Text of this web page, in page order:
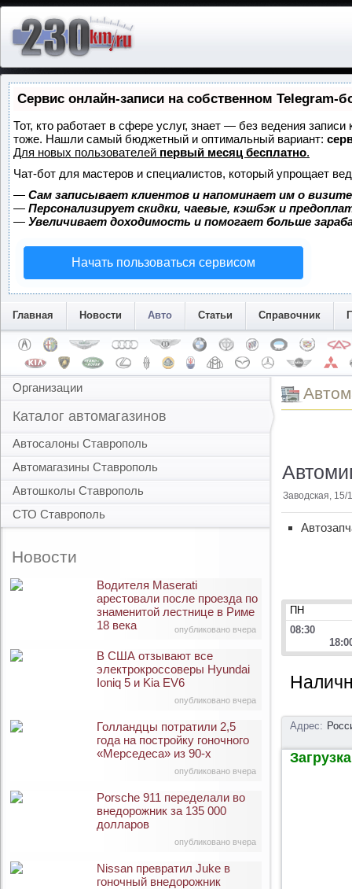
Сервис онлайн-записи на собственном Telegram-
Тот, кто работает в сфере услуг, знает — без ведения
тоже. Нашли самый бюджетный и оптимальный вариант:
Для новых пользователей первый месяц бесплатно.
Чат-бот для мастеров и специалистов, который упрощает
— Сам записывает клиентов и напоминает им о
— Персонализирует скидки, чаевые, кэшбэк и
— Увеличивает доходимость и помогает больше
Начать пользоваться сервисом
Главная Новости Авто Статьи Справочник
Организации
Каталог автомагазинов
Автосалоны Ставрополь
Автомагазины Ставрополь
Автошколы Ставрополь
СТО Ставрополь
Новости
опубликовано вчера
Водителя Maserati
арестовали после проезда по
знаменитой лестнице в Риме
18 века
опубликовано вчера
В США отзывают все
электрокроссоверы Hyundai
Ioniq 5 и Kia EV6
опубликовано вчера
Голландцы потратили 2,5
года на постройку гоночного
«Мерседеса» из 90-х
опубликовано вчера
Porsche 911 переделали во
внедорожник за 135 000
долларов
Nissan превратил Juke в
гоночный внедорожник
Заводская, 15/1
ПН
08:30
Адрес: